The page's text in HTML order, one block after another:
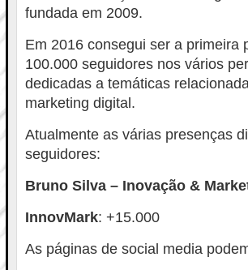
fundada em 2009.
Em 2016 consegui ser a primeira
100.000 seguidores nos vários
dedicadas a temáticas
marketing digital.
Atualmente as várias presenças
seguidores:
Bruno Silva – Inovação &
InnovMark: +15.000
As páginas de social media